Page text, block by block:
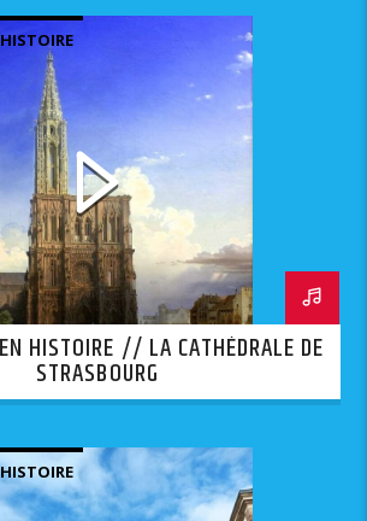
HISTOIRE // LA CATHÉDRALE DE
STRASBOURG